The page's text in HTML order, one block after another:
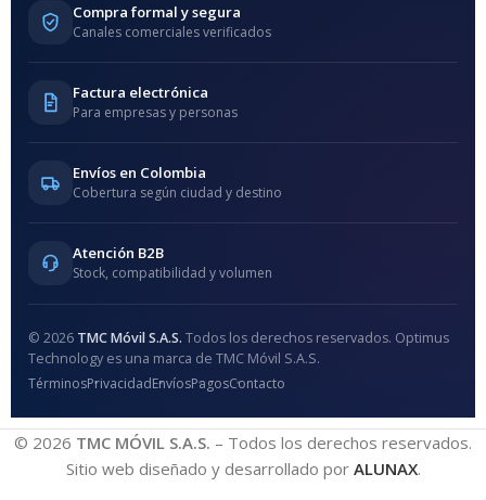
Compra formal y segura
Canales comerciales verificados
Factura electrónica
Para empresas y personas
Envíos en Colombia
Cobertura según ciudad y destino
Atención B2B
Stock, compatibilidad y volumen
© 2026 TMC Móvil S.A.S. Todos los derechos reservados. Optimus
Technology es una marca de TMC Móvil S.A.S.
TérminosPrivacidadEnvíosPagosContacto
© 2026 TMC MÓVIL S.A.S. – Todos los derechos reservados.
Sitio web diseñado y desarrollado por ALUNAX.